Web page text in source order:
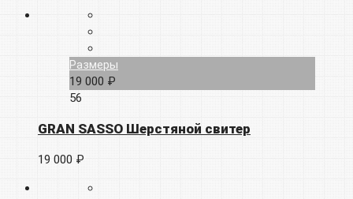
Размеры
19 000 ₽
56
GRAN SASSO Шерстяной свитер
19 000 ₽